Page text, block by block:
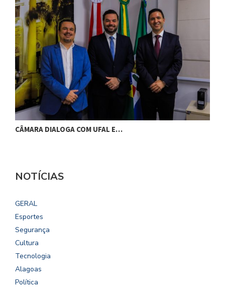
CÂMARA DIALOGA COM UFAL E…
NOTÍCIAS
GERAL
Esportes
Segurança
Cultura
Tecnologia
Alagoas
Política